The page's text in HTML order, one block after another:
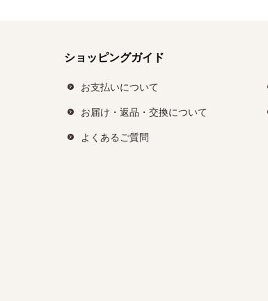
ショッピングガイド
お支払いについて
お届け・返品・交換について
よくあるご質問